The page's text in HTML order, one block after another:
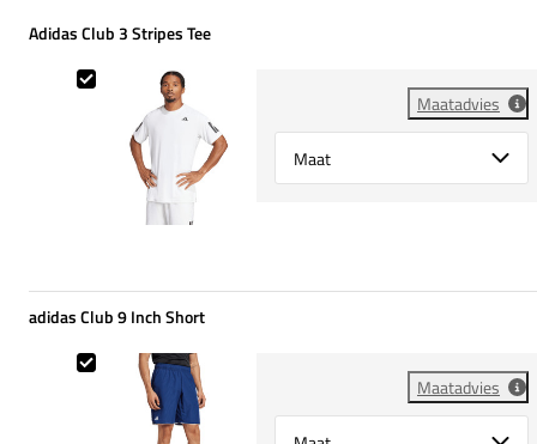
Adidas Club 3 Stripes Tee
Maatadvies
Select {option} for {name}
Adidas Club 3 Stripes Tee
adidas Club 9 Inch Short
Maatadvies
Select {option} for {name}
adidas Club 9 Inch Short